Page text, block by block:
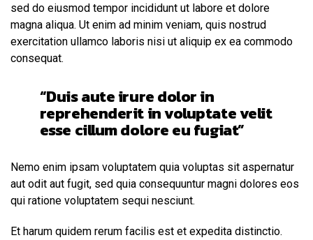
sed do eiusmod tempor incididunt ut labore et dolore
magna aliqua. Ut enim ad minim veniam, quis nostrud
exercitation ullamco laboris nisi ut aliquip ex ea commodo
consequat.
“Duis aute irure dolor in
reprehenderit in voluptate velit
esse cillum dolore eu fugiat”
Nemo enim ipsam voluptatem quia voluptas sit aspernatur
aut odit aut fugit, sed quia consequuntur magni dolores eos
qui ratione voluptatem sequi nesciunt.
Et harum quidem rerum facilis est et expedita distinctio.